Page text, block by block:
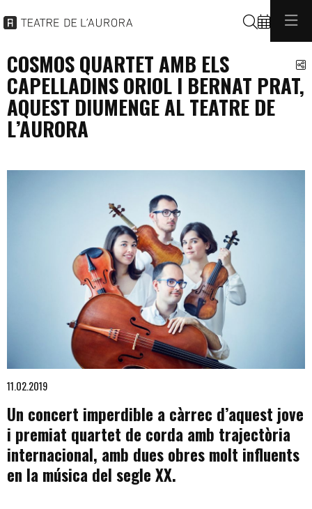
Buscar
COSMOS QUARTET AMB ELS
CAPELLADINS ORIOL I BERNAT PRAT,
AQUEST DIUMENGE AL TEATRE DE
L’AURORA
Diapositiva 1 de 1
11.02.2019
Un concert imperdible a càrrec d’aquest jove
i premiat quartet de corda amb trajectòria
internacional, amb dues obres molt influents
en la música del segle XX.